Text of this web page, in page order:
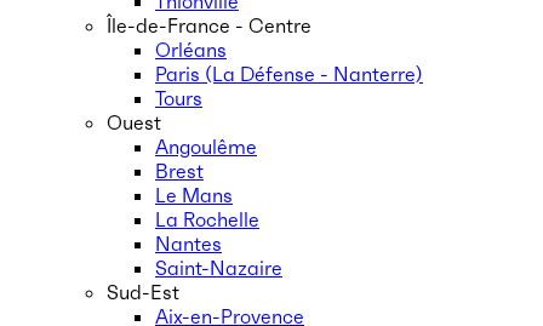
Île-de-France - Centre
Orléans
Paris (La Défense - Nanterre)
Tours
Ouest
Angoulême
Brest
Le Mans
La Rochelle
Nantes
Saint-Nazaire
Sud-Est
Aix-en-Provence